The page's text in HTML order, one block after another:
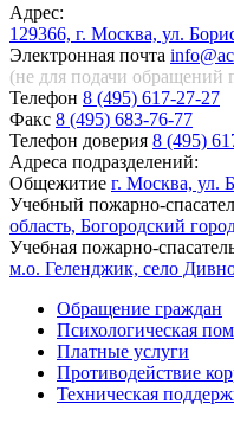
Адрес:
129366, г. Москва, ул.
Электронная почта
(не для подачи обращений
Телефон 8 (495) 617-27-27
Факс 8 (495) 683-76-77
Телефон доверия 8 (495)
Адреса подразделений:
Общежитие г. Москва, ул.
Учебный пожарно-
область, Богородский
Учебная пожарно-
м.о. Геленджик, село
Обращение граждан
Психологическая
Платные услуги
Противодействие
Техническая